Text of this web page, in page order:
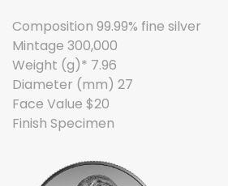
Composition 99.99% fine silver
Mintage 300,000
Weight (g)* 7.96
Diameter (mm) 27
Face Value $20
Finish Specimen